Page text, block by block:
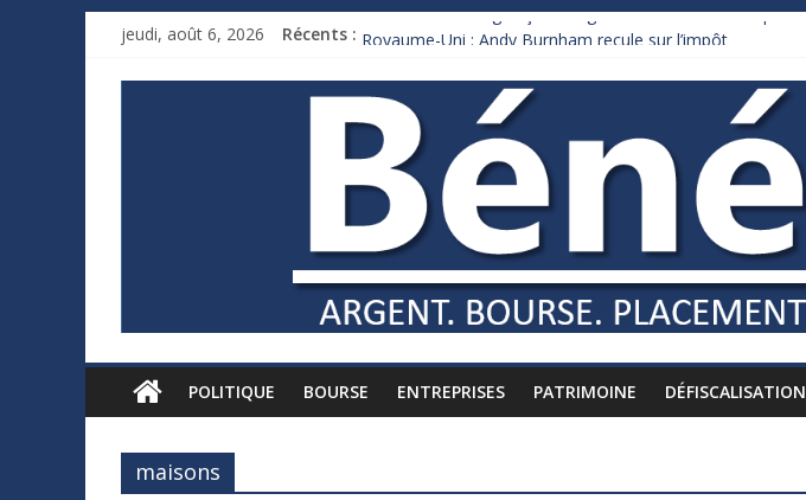
jeudi, août 6, 2026 Récents :
Bourse : Samsung déçoit malgré un bénéfice historique
Xavier Niel, le milliardaire qui ne touche presque rien
Ruée des fortunes russes vers l’étranger
France : le logement mis à l’épreuve par la chaleur
POLITIQUE BOURSE ENTREPRISES PATRIMOINE DÉFISCALISATION
maisons